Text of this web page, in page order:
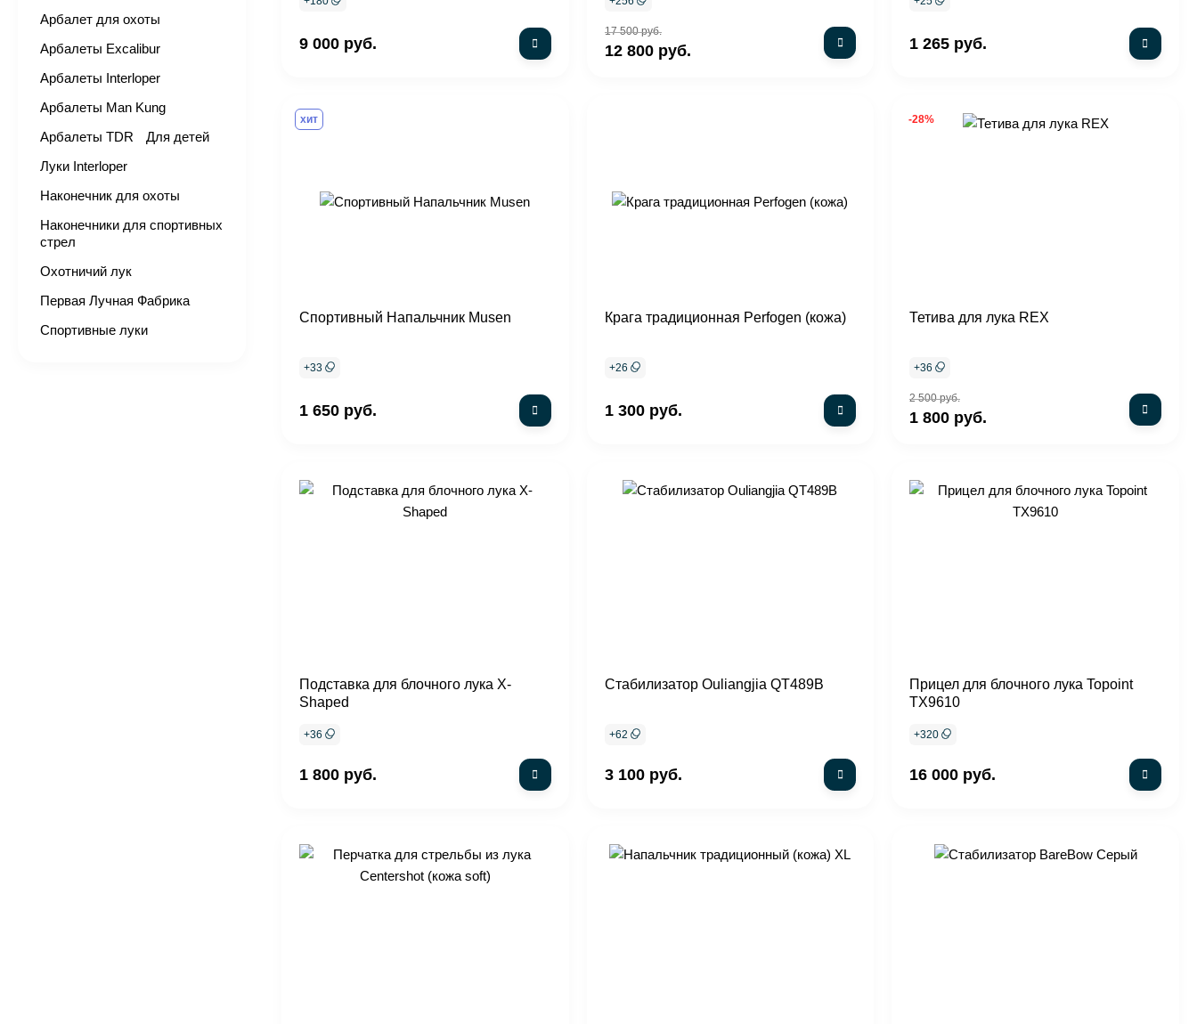
9 000 руб.
17 500 руб.
12 800 руб. 1 265 руб.
хит
Спортивный Напальчник Musen
+33
1 650 руб.
Крага традиционная Perfogen (кожа)
+26
1 300 руб.
-28%
Тетива для лука REX
+36
2 500 руб.
1 800 руб.
Подставка для блочного лука X-
Shaped
+36
1 800 руб.
Стабилизатор Ouliangjia QT489B
+62
3 100 руб.
Прицел для блочного лука Topoint
TX9610
+320
16 000 руб.
Арбалет для охоты
Арбалеты Excalibur
Арбалеты Interloper
Арбалеты Man Kung
Арбалеты TDR
Для детей
Луки Interloper
Наконечник для охоты
Наконечники для спортивных
стрел
Охотничий лук
Первая Лучная Фабрика
Спортивные луки